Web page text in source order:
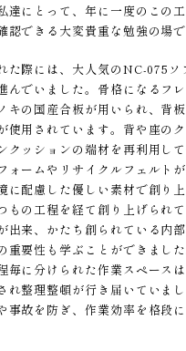
達にとって、年に一度のこの
認できる大変貴重な勉強の場で
た際には、大人気のNC-075ソ
んでいました。骨格になるフ
キの国産合板が用いられ、背
使用されています。背や座の
クッションの端材を再利用し
ォームやリサイクルフェルト
に配慮した優しい素材で創り
もの工程を経て創り上げられ
出来、かたち創られている内
重要性も学ぶことができまし
毎に分けられた作業スペース
れ整理整頓が行き届いていま
事故を防ぎ、作業効率を格段